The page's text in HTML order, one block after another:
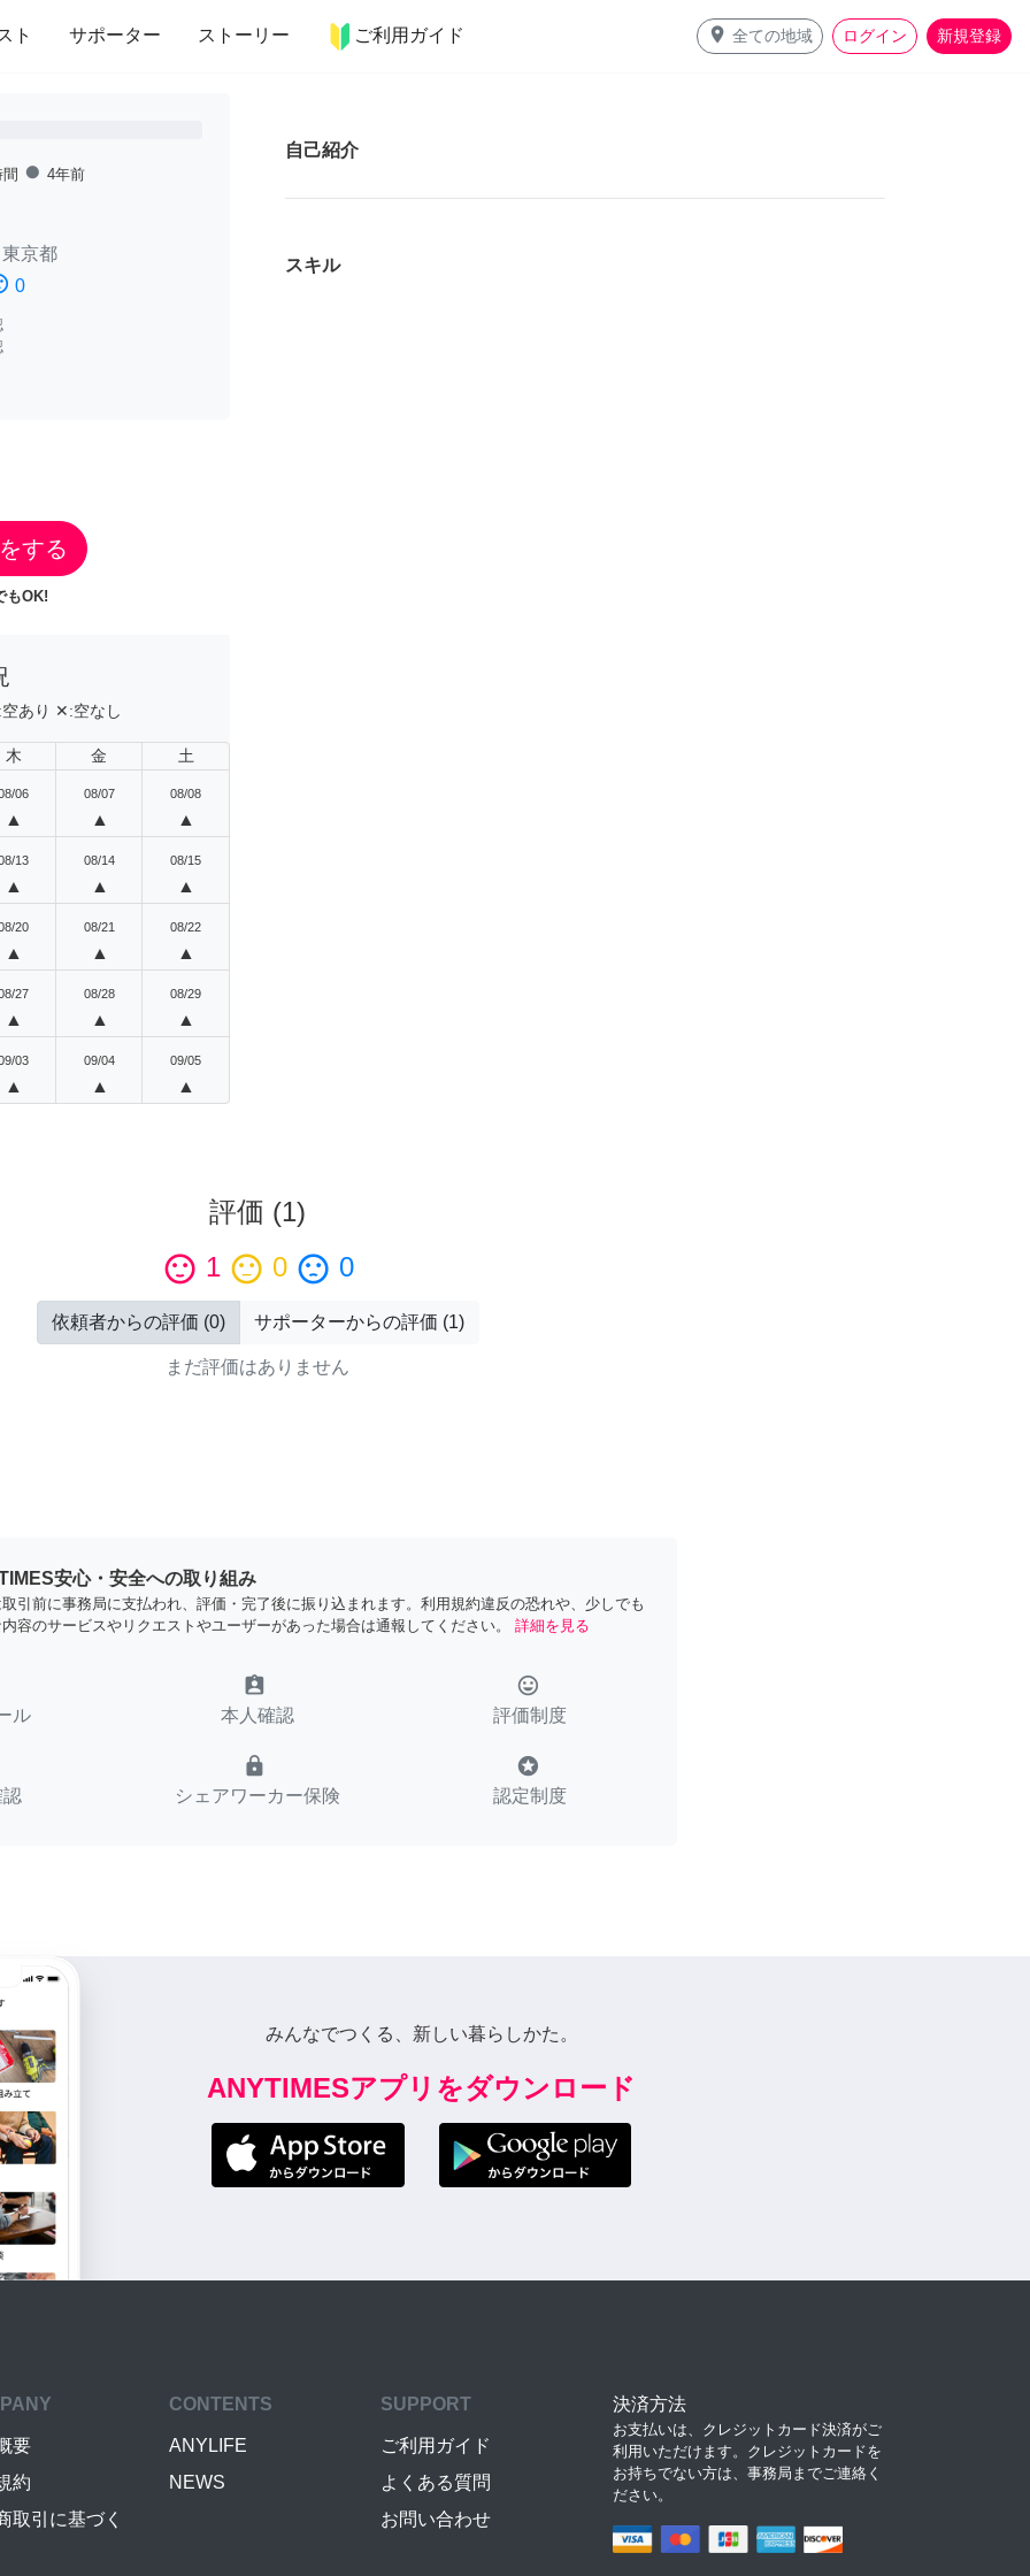
ト サポーター ストーリー ご利用ガイド place 全ての地域 ログイン 新規登録
インテリア 趣味・習い事 ペット 料理
fiber_manual_record 4年前
東京都
0
する
もOK!
空あり ✕:空なし
木 金 土
06
▲
08/07
▲
08/08
▲
13
▲
08/14
▲
08/15
▲
20
▲
08/21
▲
08/22
▲
27
▲
08/28
▲
08/29
▲
03
▲
09/04
▲
09/05
▲
自己紹介
スキル
評価 (1)
sentiment_satisfied 1 sentiment_neutral 0 sentiment_dissatisfied 0
依頼者からの評価 (0) サポーターからの評価 (1)
まだ評価はありません
安心・安全への取り組み
引前に事務局に支払われ、評価・完了後に振り込まれます。利用規約違反の恐れや、少しでも
容のサービスやリクエストやユーザーがあった場合は通報してください。
詳細を見る
ル
assignment_ind
本人確認
tag_faces
評価制度
lock
シェアワーカー保険
stars
認定制度
みんなでつくる、新しい暮らしかた。
ANYTIMESアプリをダウンロード
要
約
取引に基づく
CONTENTS
ANYLIFE
NEWS
SUPPORT
ご利用ガイド
よくある質問
お問い合わせ
決済方法
お支払いは、クレジットカード決済がご
利用いただけます。クレジットカードを
お持ちでない方は、事務局までご連絡く
ださい。